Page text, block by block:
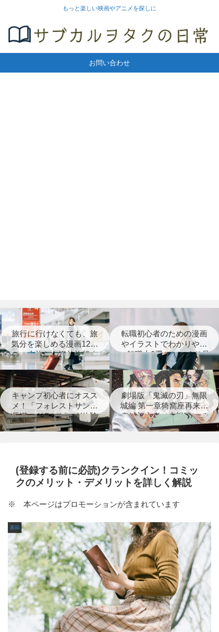
もっと楽しい映画やアニメを探しに
お問い合わせ
旅行に行けなくても、旅
気分を楽しめる漫画12選
（一人旅から海外旅行ま
で）
転職初心者のための漫画
やイラストでわかりやす
い転職本6選＋じっくり見
つめなおす本3選
キャンプ初心者にオスス
メ！「フォレストサンズ
長瀞」グランピング体験
レポート
劇場版「鬼滅の刃」無限
城編 第一章猗窩座再来は
鬼滅初心者（未視聴）で
も楽しめる？
(登録する前に必読)クランクイン！コミッ
クのメリット・デメリットを詳しく解説
※ 本ページはプロモーションが含まれています
書籍